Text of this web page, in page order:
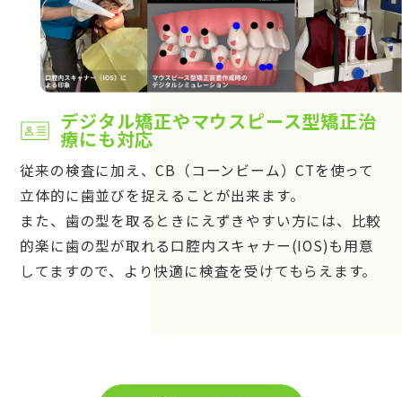
デジタル矯正やマウスピース型矯正治
療にも対応
従来の検査に加え、CB（コーンビーム）CTを使って
立体的に歯並びを捉えることが出来ます。
また、歯の型を取るときにえずきやすい方には、比較
的楽に歯の型が取れる口腔内スキャナー(IOS)も用意
してますので、より快適に検査を受けてもらえます。